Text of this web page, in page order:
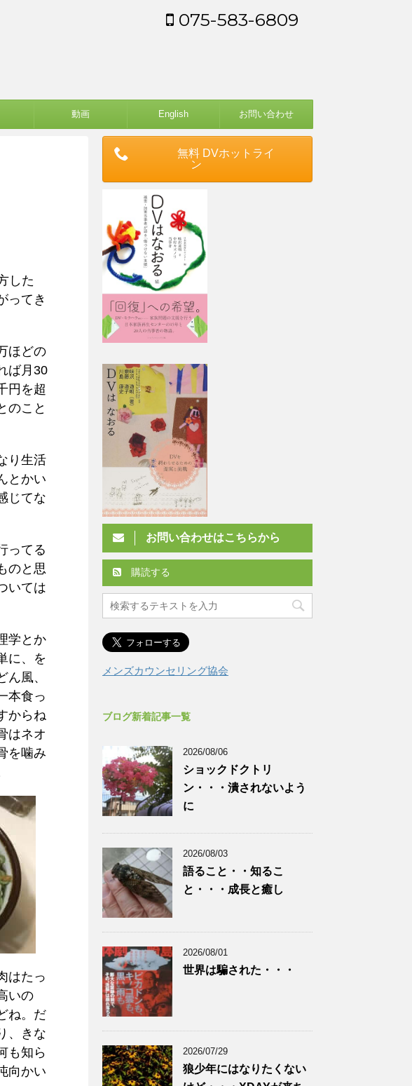
075-583-6809
動画 English お問い合わせ
した
ってき
ほどの
ば月30
円を超
のこと
り生活
とかい
じてな
ってる
のと思
いては
学とか
に、を
風、
本食っ
からね
はネオ
を噛み
はたっ
いの
ね。だ
、きな
も知ら
向かい
無料 DVホットライ
ン
お問い合わせはこちらから
購読する
メンズカウンセリング協会
ブログ新着記事一覧
2026/08/06
ショックドクトリ
ン・・・潰されないよう
に
2026/08/03
語ること・・知るこ
と・・・成長と癒し
2026/08/01
世界は騙された・・・
2026/07/29
狼少年にはなりたくない